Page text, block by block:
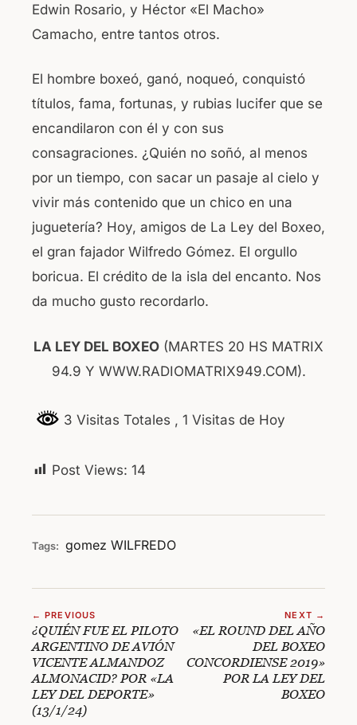
Edwin Rosario, y Héctor «El Macho»
Camacho, entre tantos otros.
El hombre boxeó, ganó, noqueó, conquistó
títulos, fama, fortunas, y rubias lucifer que se
encandilaron con él y con sus
consagraciones. ¿Quién no soñó, al menos
por un tiempo, con sacar un pasaje al cielo y
vivir más contenido que un chico en una
juguetería? Hoy, amigos de La Ley del Boxeo,
el gran fajador Wilfredo Gómez. El orgullo
boricua. El crédito de la isla del encanto. Nos
da mucho gusto recordarlo.
LA LEY DEL BOXEO (MARTES 20 HS MATRIX
94.9 Y WWW.RADIOMATRIX949.COM).
3 Visitas Totales , 1 Visitas de Hoy
Post Views: 14
Tags: gomez WILFREDO
← PREVIOUS
¿QUIÉN FUE EL PILOTO
ARGENTINO DE AVIÓN
VICENTE ALMANDOZ
ALMONACID? POR «LA
LEY DEL DEPORTE»
(13/1/24)
NEXT →
«EL ROUND DEL AÑO
DEL BOXEO
CONCORDIENSE 2019»
POR LA LEY DEL
BOXEO